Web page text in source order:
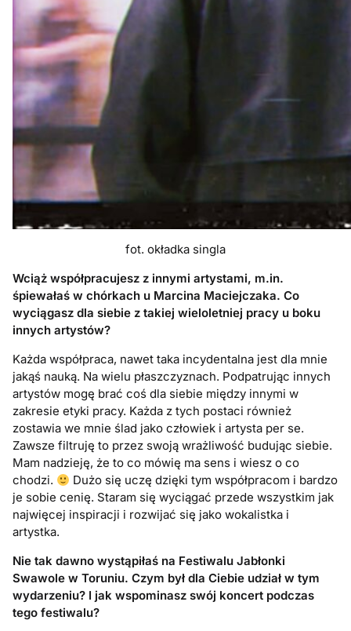
fot. okładka singla
Wciąż współpracujesz z innymi artystami, m.in.
śpiewałaś w chórkach u Marcina Maciejczaka. Co
wyciągasz dla siebie z takiej wieloletniej pracy u boku
innych artystów?
Każda współpraca, nawet taka incydentalna jest dla mnie
jakąś nauką. Na wielu płaszczyznach. Podpatrując innych
artystów mogę brać coś dla siebie między innymi w
zakresie etyki pracy. Każda z tych postaci również
zostawia we mnie ślad jako człowiek i artysta per se.
Zawsze filtruję to przez swoją wrażliwość budując siebie.
Mam nadzieję, że to co mówię ma sens i wiesz o co
chodzi.
Dużo się uczę dzięki tym współpracom i bardzo
je sobie cenię. Staram się wyciągać przede wszystkim jak
najwięcej inspiracji i rozwijać się jako wokalistka i
artystka.
Nie tak dawno wystąpiłaś na Festiwalu Jabłonki
Swawole w Toruniu. Czym był dla Ciebie udział w tym
wydarzeniu? I jak wspominasz swój koncert podczas
tego festiwalu?